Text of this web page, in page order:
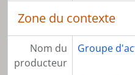
Zone du contexte
Nom du
producteur
Groupe